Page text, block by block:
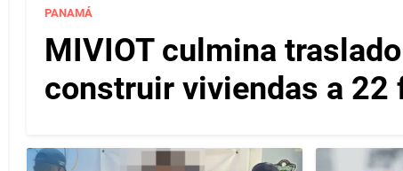
PANAMÁ
MIVIOT culmina
construir viviendas a 22